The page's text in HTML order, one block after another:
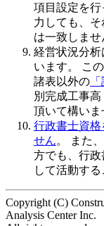
項目設定を
力しても、
は一致しませ
経営状況分
います。 この
諸表以外の
別完成工事
頂いて構いま
行政書士資格
せん。 また
方でも、行
して活動する
Copyright (C)
Analysis Center Inc.